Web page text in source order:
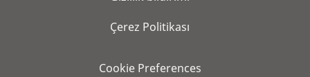
Çerez Politikası
Cookie Preferences